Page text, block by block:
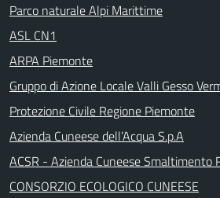
Parco naturale Alpi Marittime
ASL CN1
ARPA Piemonte
Gruppo di Azione Locale Valli Gesso
Protezione Civile Regione Piemonte
Azienda Cuneese dell’Acqua S.p.A
ACSR - Azienda Cuneese Smaltimento
CONSORZIO ECOLOGICO CUNEESE